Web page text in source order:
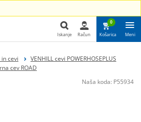
Iskanje
Iskanje Račun
0
Košarica Meni
in cevi
VENHILL cevi POWERHOSEPLUS
cev ROAD
Naša koda: P55934